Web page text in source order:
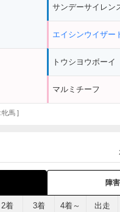
サンデーサイレン
エイシンウイザー
トウシヨウボーイ
マルミチーフ
:牝馬 ]
障害
2着 3着 4着～ 出走